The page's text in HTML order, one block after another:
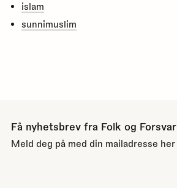
islam
sunnimuslim
Få nyhetsbrev fra Folk og Forsvar
Meld deg på med din mailadresse her